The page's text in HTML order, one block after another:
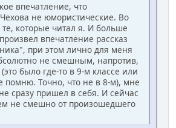
впечатление, что
не юмористические. Во
те, которые читал я. И больше
впечатление рассказ
при этом лично для меня
не смешным, напротив,
было где-то в 9-м классе или
помню. Точно, что не в 8-м), мне
сразу пришел в себя. И сейчас
не смешно от произошедшего